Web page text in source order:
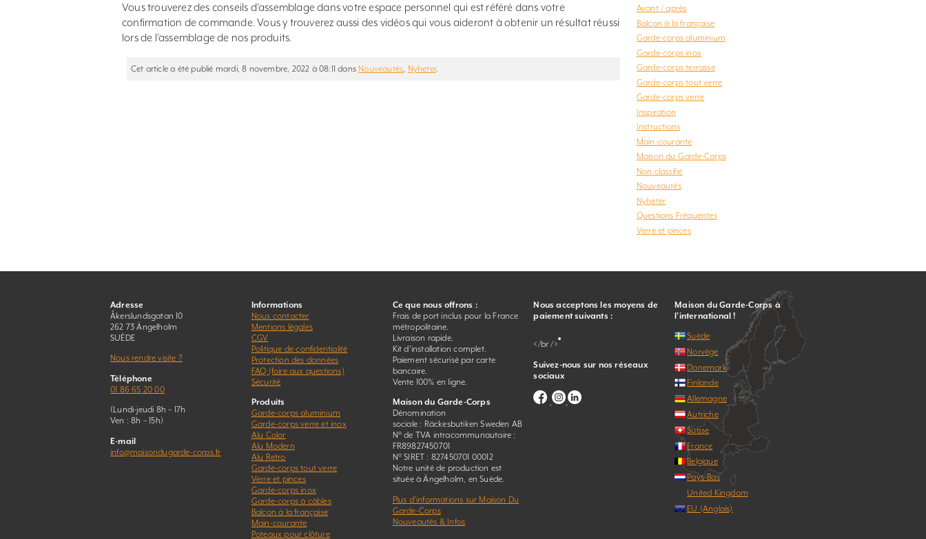
Vous trouverez des conseils d’assemblage dans votre espace personnel qui est référé dans votre
confirmation de commande. Vous y trouverez aussi des vidéos qui vous aideront à obtenir un résultat réussi
lors de l’assemblage de nos produits.
Cet article a été publié mardi, 8 novembre, 2022 à 08:11 dans Nouveautés, Nyheter.
Avant / après
Balcon à la française
Garde-corps aluminium
Garde-corps inox
Garde-corps terrasse
Garde-corps tout verre
Garde-corps verre
Inspiration
Instructions
Main-courante
Maison du Garde-Corps
Non classifié
Nouveautés
Nyheter
Questions Fréquentes
Verre et pinces
Adresse
Åkerslundsgatan 10
262 73 Ängelholm
SUÈDE
Nous rendre visite ?
Téléphone
01 86 65 20 00
(Lundi-jeudi 8h – 17h
Ven : 8h – 15h)
E-mail
info@maisondugarde-corps.fr
Informations
Nous contacter
Mentions légales
CGV
Politique de confidentialité
Protection des données
FAQ (foire aux questions)
Sécurité
Produits
Garde-corps aluminium
Garde-corps verre et inox
Alu Color
Alu Modern
Alu Retro
Garde-corps tout verre
Verre et pinces
Garde-corps inox
Garde-corps à câbles
Balcon à la française
Main-courante
Poteaux pour clôture
Ce que nous offrons :
Frais de port inclus pour la France
métropolitaine.
Livraison rapide.
Kit d’installation complet.
Paiement sécurisé par carte
bancaire.
Vente 100% en ligne.
Maison du Garde-Corps
Dénomination
sociale : Räckesbutiken Sweden AB
N° de TVA intracommunautaire :
FR89827450701
N° SIRET : 827450701 00012
Notre unité de production est
située à Ängelholm, en Suède.
Plus d’informations sur Maison Du
Garde-Corps
Nouveautés & Infos
Nous acceptons les moyens de
paiement suivants :
</br />
Suivez-nous sur nos réseaux
sociaux
Maison du Garde-Corps à
l’international !
Suède
Norvège
Danemark
Finlande
Allemagne
Autriche
Suisse
France
Belgique
Pays-Bas
United Kingdom
EU (Anglais)